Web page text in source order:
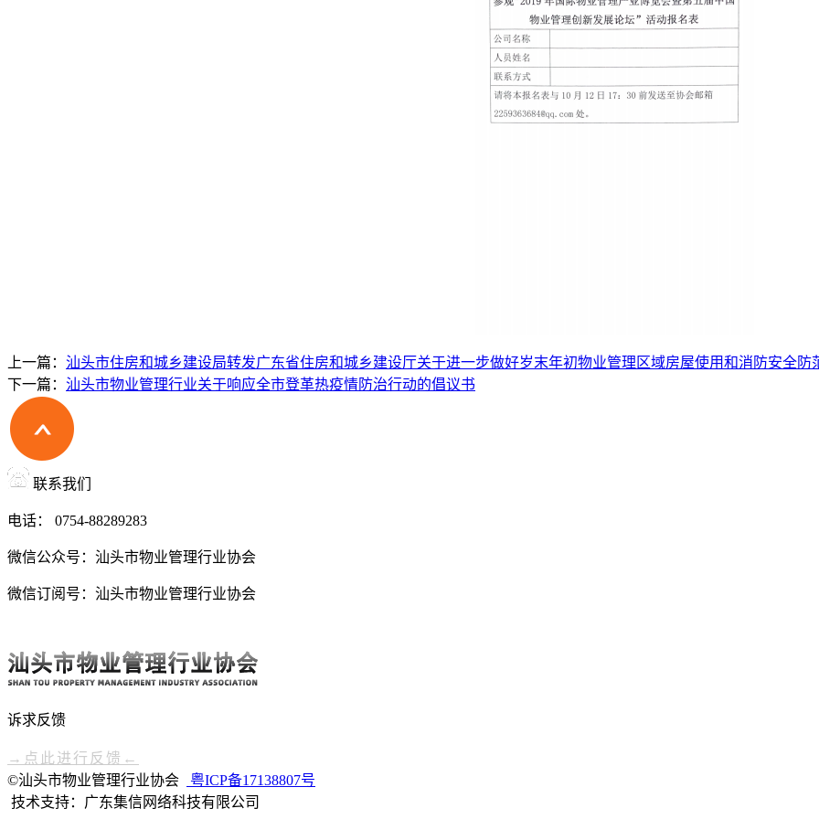
上一篇： 汕头市住房和城乡建设局转发广东省住房和城乡建设厅关于进一步做好岁末年初物业管理区域房屋使用和消防安全防
下一篇： 汕头市物业管理行业关于响应全市登革热疫情防治行动的倡议书
联系我们
电话： 0754-88289283
微信公众号：汕头市物业管理行业协会
微信订阅号：汕头市物业管理行业协会
诉求反馈
→点此进行反馈←
©汕头市物业管理行业协会
粤ICP备17138807号
技术支持：广东集信网络科技有限公司